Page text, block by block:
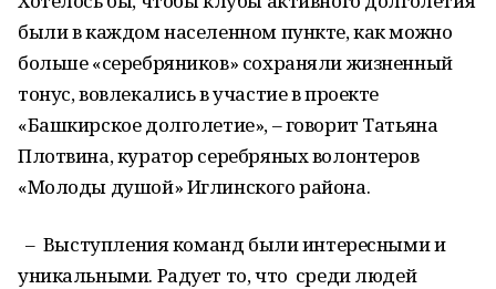
были в каждом населенном пункте, как можно
больше «серебряников» сохраняли жизненный
тонус, вовлекались в участие в проекте
«Башкирское долголетие», – говорит Татьяна
Плотвина, куратор серебряных волонтеров
«Молоды душой» Иглинского района.
– Выступления команд были интересными и
уникальными. Радует то, что среди людей